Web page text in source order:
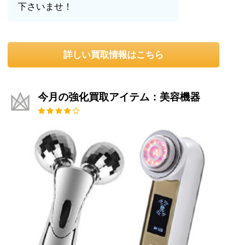
下さいませ！
詳しい買取情報はこちら
今月の強化買取アイテム：美容機器